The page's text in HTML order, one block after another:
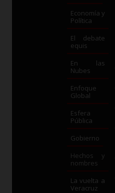
Economía y
Política
El debate
equis
En las
Nubes
Enfoque
Global
Esfera
Pública
Gobierno
Hechos y
nombres
La vuelta a
Veracruz